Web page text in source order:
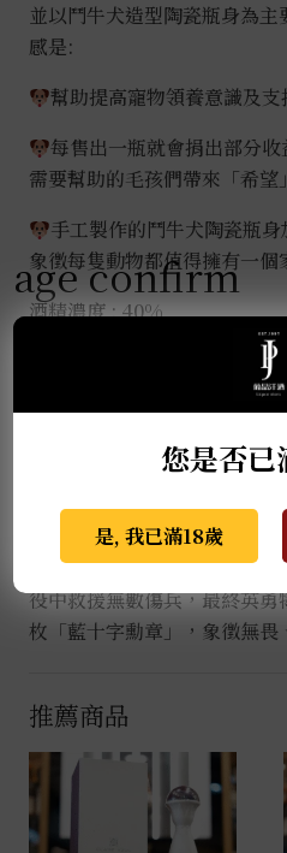
並以鬥牛犬造型陶瓷瓶身為
感是:
幫助提高寵物領養意識及支
每售出一瓶就會捐出部分
需要幫助的毛孩們帶來「希望
手工製作的鬥牛犬陶瓷瓶身
象徵每隻動物都值得擁有一個
酒精濃度 : 40%
經兩次蒸餾後於美國橡木桶中
特微氧化處理，淬鍊出純淨而
舌蘭、香草與淡雅橡木風味，
Reposado鬥牛犬以「凱薩（
一戰期間服役於紅十字會的
役中救援無數傷兵，最終英
枚「藍十字勳章」，象徵無畏
推薦商品
age confirm
您是否已
是, 我已滿18歲